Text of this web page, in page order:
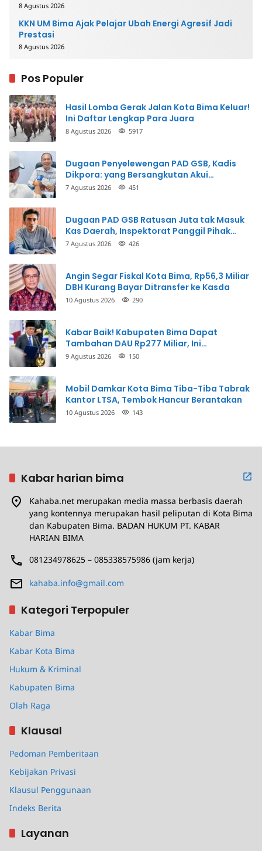
8 Agustus 2026
KKN UM Bima Ajak Pelajar Ubah Energi Agresif Jadi
Prestasi
8 Agustus 2026
Pos Populer
Hasil Lomba Gerak Jalan Kota Bima Keluar!
Ini Daftar Lengkap Para Juara
8 Agustus 2026 5917
Dugaan Penyelewengan PAD GSB, Kadis
Dikpora: yang Bersangkutan Akui
Perbuatannya dan Siap Mengembalikan
7 Agustus 2026 451
Dugaan PAD GSB Ratusan Juta tak Masuk
Kas Daerah, Inspektorat Panggil Pihak
Terkait
7 Agustus 2026 426
Angin Segar Fiskal Kota Bima, Rp56,3 Miliar
DBH Kurang Bayar Ditransfer ke Kasda
10 Agustus 2026 290
Kabar Baik! Kabupaten Bima Dapat
Tambahan DAU Rp277 Miliar, Ini
Prioritasnya
9 Agustus 2026 150
Mobil Damkar Kota Bima Tiba-Tiba Tabrak
Kantor LTSA, Tembok Hancur Berantakan
10 Agustus 2026 143
Kabar harian bima
Kahaba.net merupakan media massa berbasis daerah
yang kontennya merupakan hasil peliputan di Kota Bima
dan Kabupaten Bima. BADAN HUKUM PT. KABAR
HARIAN BIMA
081234978625 – 085338575986 (jam kerja)
kahaba.info@gmail.com
Kategori Terpopuler
Kabar Bima
Kabar Kota Bima
Hukum & Kriminal
Kabupaten Bima
Olah Raga
Klausal
Pedoman Pemberitaan
Kebijakan Privasi
Klausul Penggunaan
Indeks Berita
Layanan